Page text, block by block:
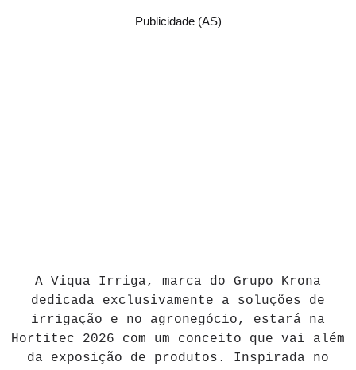
Publicidade (AS)
A Viqua Irriga, marca do Grupo Krona
dedicada exclusivamente a soluções de
irrigação e no agronegócio, estará na
Hortitec 2026 com um conceito que vai além
da exposição de produtos. Inspirada no